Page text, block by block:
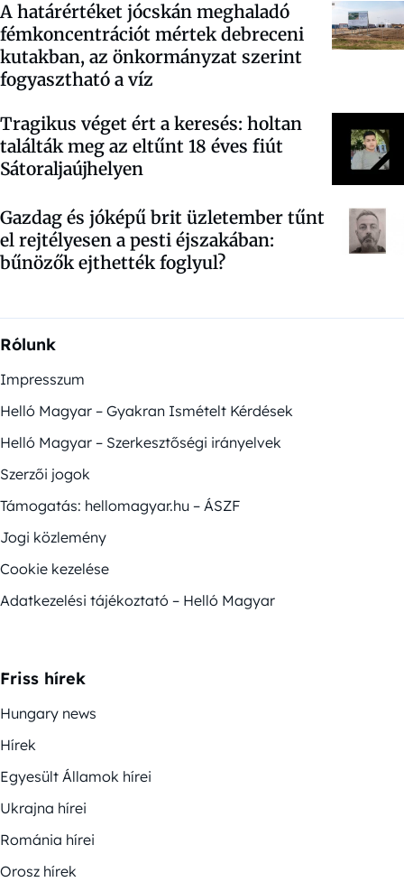
A határértéket jócskán meghaladó
fémkoncentrációt mértek debreceni
kutakban, az önkormányzat szerint
fogyasztható a víz
Tragikus véget ért a keresés: holtan
találták meg az eltűnt 18 éves fiút
Sátoraljaújhelyen
Gazdag és jóképű brit üzletember tűnt
el rejtélyesen a pesti éjszakában:
bűnözők ejthették foglyul?
Rólunk
Impresszum
Helló Magyar – Gyakran Ismételt Kérdések
Helló Magyar – Szerkesztőségi irányelvek
Szerzői jogok
Támogatás: hellomagyar.hu – ÁSZF
Jogi közlemény
Cookie kezelése
Adatkezelési tájékoztató – Helló Magyar
Friss hírek
Hungary news
Hírek
Egyesült Államok hírei
Ukrajna hírei
Románia hírei
Orosz hírek